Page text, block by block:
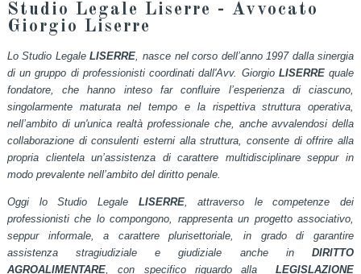
Studio Legale Liserre - Avvocato
Giorgio Liserre
Lo Studio LegaleLISERRE , nasce nel corso dell’anno 1997 dalla sinergia
di un gruppo di professionisti coordinati dall'Avv. Giorgio LISERREquale
fondatore, che hanno inteso far confluire l’esperienza di ciascuno,
singolarmente maturata nel tempo e la rispettiva struttura operativa,
nell’ambito di un'unica realtà professionale che, anche avvalendosi della
collaborazione di consulenti esterni alla struttura, consente di offrire alla
propria clientela un’assistenza di carattere multidisciplinare seppur in
modo prevalente nell’ambito del diritto penale.
Oggi lo Studio Legale LISERRE, attraverso le competenze dei
professionisti che lo compongono, rappresenta un progetto associativo,
seppur informale, a carattere plurisettoriale, in grado di garantire
assistenza stragiudiziale e giudiziale anche inDIRITTO
AGROALIMENTARE, con specifico riguardo alla LEGISLAZIONE